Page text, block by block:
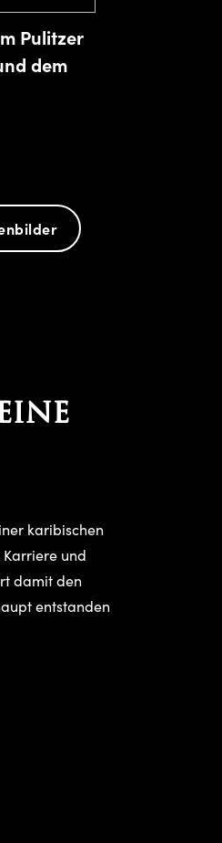
Pulitzer
dem
karibischen
und
damit den
entstanden